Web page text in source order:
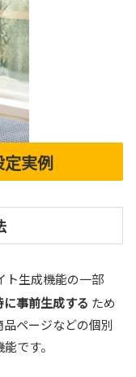
実例
ト生成機能の一部
事前生成する ため
ページなどの個別
です。